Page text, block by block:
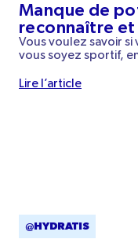
Manque de
reconnaître et
Vous voulez savoir
vous soyez sportif,
Lire l’article
@HYDRATIS